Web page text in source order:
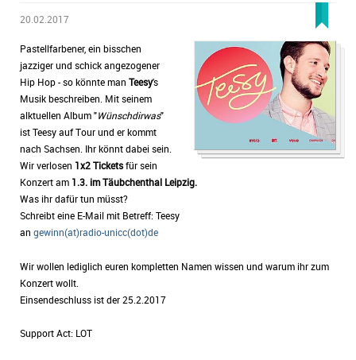
20.02.2017
Pastellfarbener, ein bisschen
jazziger und schick angezogener
Hip Hop - so könnte man Teesy's
Musik beschreiben. Mit seinem
alktuellen Album "Wünschdirwas"
ist Teesy auf Tour und er kommt
nach Sachsen. Ihr könnt dabei sein.
Wir verlosen 1x2 Ticketsfür sein
Konzert am 1.3. im Täubchenthal Leipzig.
Was ihr dafür tun müsst?
Schreibt eine E-Mail mit Betreff: Teesy
an gewinn(at)radio-unicc(dot)de
Wir wollen lediglich euren kompletten Namen wissen und warum ihr zum
Konzert wollt.
Einsendeschluss ist der 25.2.2017
Support Act: LOT